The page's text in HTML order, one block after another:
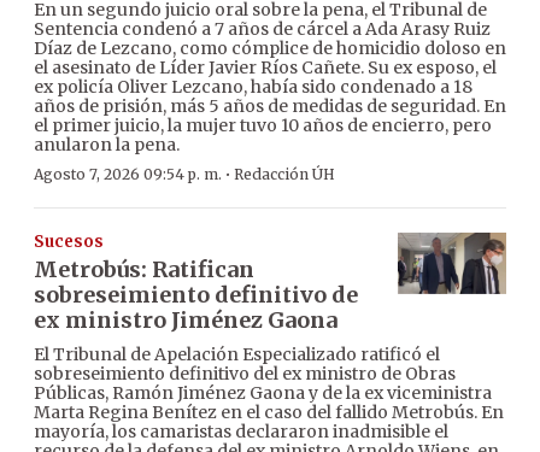
En un segundo juicio oral sobre la pena, el Tribunal de
Sentencia condenó a 7 años de cárcel a Ada Arasy Ruiz
Díaz de Lezcano, como cómplice de homicidio doloso en
el asesinato de Líder Javier Ríos Cañete. Su ex esposo, el
ex policía Oliver Lezcano, había sido condenado a 18
años de prisión, más 5 años de medidas de seguridad. En
el primer juicio, la mujer tuvo 10 años de encierro, pero
anularon la pena.
Agosto 7, 2026 09:54 p. m. · Redacción ÚH
Sucesos
Metrobús: Ratifican
sobreseimiento definitivo de
ex ministro Jiménez Gaona
El Tribunal de Apelación Especializado ratificó el
sobreseimiento definitivo del ex ministro de Obras
Públicas, Ramón Jiménez Gaona y de la ex viceministra
Marta Regina Benítez en el caso del fallido Metrobús. En
mayoría, los camaristas declararon inadmisible el